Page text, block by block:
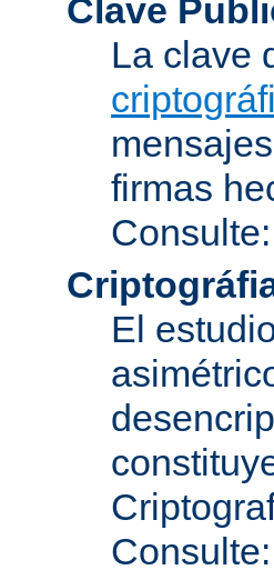
Clave
La clave
firmas
Consulte:
El
Consulte: